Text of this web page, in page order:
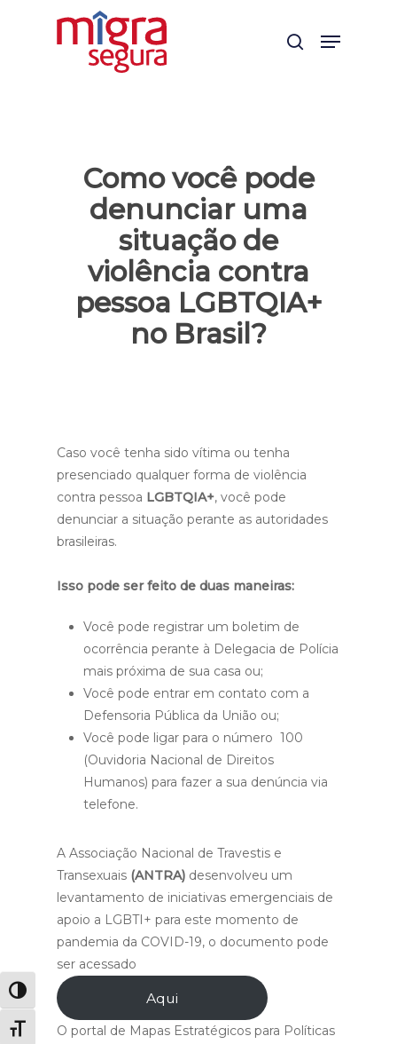
Alternar alto contraste
Alternar tamanho da fonte
search
Menu
Como você pode
denunciar uma
situação de
violência contra
pessoa LGBTQIA+
no Brasil?
Caso você tenha sido vítima ou tenha
presenciado qualquer forma de violência
contra pessoa LGBTQIA+, você pode
denunciar a situação perante as autoridades
brasileiras.
Isso pode ser feito de duas maneiras:
Você pode registrar um boletim de
ocorrência perante à Delegacia de Polícia
mais próxima de sua casa ou;
Você pode entrar em contato com a
Defensoria Pública da União ou;
Você pode ligar para o número 100
(Ouvidoria Nacional de Direitos
Humanos) para fazer a sua denúncia via
telefone.
A Associação Nacional de Travestis e
Transexuais (ANTRA) desenvolveu um
levantamento de iniciativas emergenciais de
apoio a LGBTI+ para este momento de
pandemia da COVID-19, o documento pode
ser acessado
Aqui
O portal de Mapas Estratégicos para Políticas